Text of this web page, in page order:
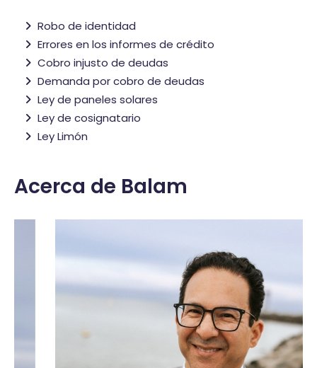
Robo de identidad
Errores en los informes de crédito
Cobro injusto de deudas
Demanda por cobro de deudas
Ley de paneles solares
Ley de cosignatario
Ley Limón
Acerca de Balam